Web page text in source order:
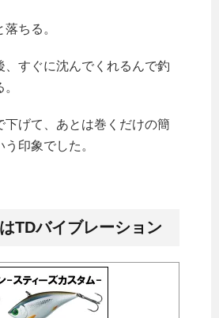
ちる。
、すぐに沈んでくれるんで釣
下げて、あとは巻くだけの簡
印象でした。
TDバイブレーション